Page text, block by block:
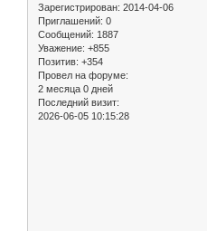
Зарегистрирован: 2014-04-06
Приглашений: 0
Сообщений: 1887
Уважение: +855
Позитив: +354
Провел на форуме:
2 месяца 0 дней
Последний визит:
2026-06-05 10:15:28